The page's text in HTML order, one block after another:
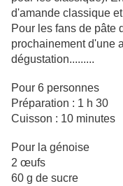
d'amande classique
Pour les fans de pâte
prochainement d'une
dégustation.........
Pour 6 personnes
Préparation : 1 h 30
Cuisson : 10 minutes
Pour la génoise
2 œufs
60 g de sucre